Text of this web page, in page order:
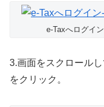
e-Taxへログイ
3.画面をスクロール
をクリック。